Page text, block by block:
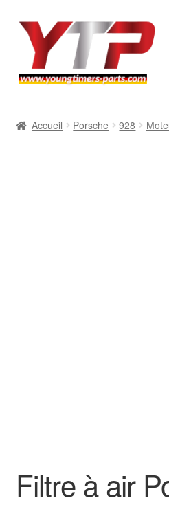
Aller
navigation
Aller
contenu
Accueil Porsche 928
Filtre à air